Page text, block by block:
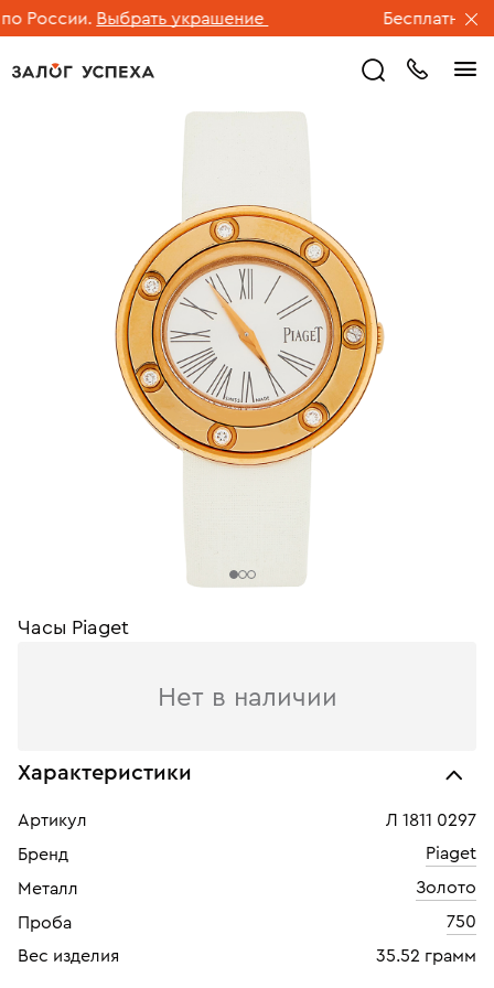
России. Выбрать украшение Бесплатная
Часы Piaget
Нет в наличии
Характеристики
Артикул
Л 1811 0297
Бренд
Piaget
Металл
Золото
Проба
750
Вес изделия
35.52 грамм